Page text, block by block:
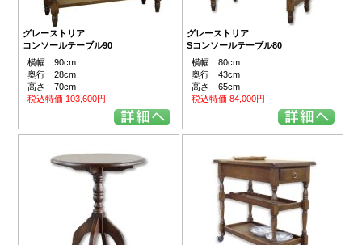
グレーストリア
コンソールテーブル90
横幅 90cm
奥行 28cm
高さ 70cm
税込特価 103,600円
グレーストリア
Sコンソールテーブル80
横幅 80cm
奥行 43cm
高さ 65cm
税込特価 84,000円